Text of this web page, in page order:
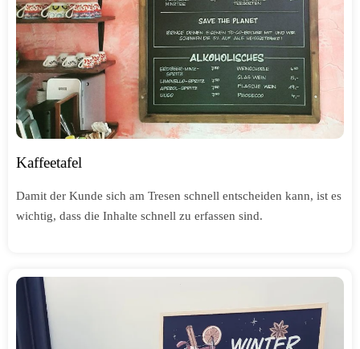
Kaffeetafel
Damit der Kunde sich am Tresen schnell entscheiden kann, ist es
wichtig, dass die Inhalte schnell zu erfassen sind.